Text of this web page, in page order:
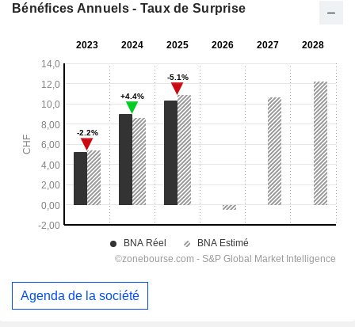
Bénéfices Annuels - Taux de Surprise
Agenda de la société